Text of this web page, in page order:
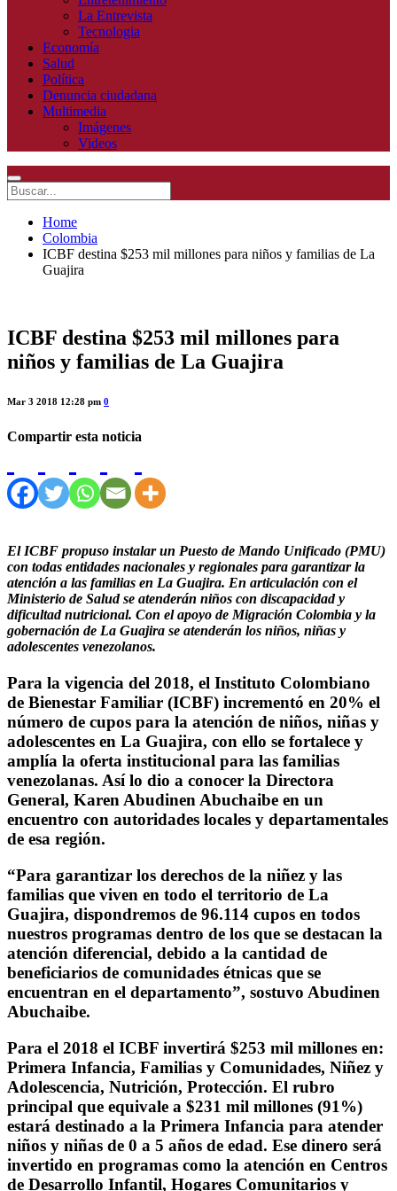
La Entrevista
Tecnologia
Economía
Salud
Política
Denuncia ciudadana
Multimedia
Imágenes
Videos
Home
Colombia
ICBF destina $253 mil millones para niños y familias de La
Guajira
ICBF destina $253 mil millones para
niños y familias de La Guajira
Mar 3 2018 12:28 pm 0
Compartir esta noticia
El ICBF propuso instalar un Puesto de Mando Unificado (PMU)
con todas entidades nacionales y regionales para garantizar la
atención a las familias en La Guajira. En articulación con el
Ministerio de Salud se atenderán niños con discapacidad y
dificultad nutricional. Con el apoyo de Migración Colombia y la
gobernación de La Guajira se atenderán los niños, niñas y
adolescentes venezolanos.
Para la vigencia del 2018, el Instituto Colombiano
de Bienestar Familiar (ICBF) incrementó en 20% el
número de cupos para la atención de niños, niñas y
adolescentes en La Guajira, con ello se fortalece y
amplía la oferta institucional para las familias
venezolanas. Así lo dio a conocer la Directora
General, Karen Abudinen Abuchaibe en un
encuentro con autoridades locales y departamentales
de esa región.
“Para garantizar los derechos de la niñez y las
familias que viven en todo el territorio de La
Guajira, dispondremos de 96.114 cupos en todos
nuestros programas dentro de los que se destacan la
atención diferencial, debido a la cantidad de
beneficiarios de comunidades étnicas que se
encuentran en el departamento”, sostuvo Abudinen
Abuchaibe.
Para el 2018 el ICBF invertirá $253 mil millones en:
Primera Infancia, Familias y Comunidades, Niñez y
Adolescencia, Nutrición, Protección. El rubro
principal que equivale a $231 mil millones (91%)
estará destinado a la Primera Infancia para atender
niños y niñas de 0 a 5 años de edad. Ese dinero será
invertido en programas como la atención en Centros
de Desarrollo Infantil, Hogares Comunitarios y